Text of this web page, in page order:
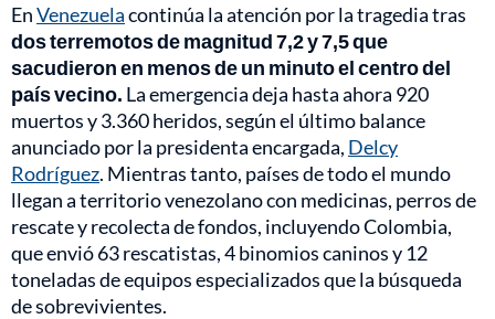
EnVenezuelacontinúa la atención por la tragedia tras
dos terremotos de magnitud 7,2 y 7,5 que
sacudieron en menos de un minuto el centro del
país vecino. La emergencia deja hasta ahora 920
muertos y 3.360 heridos, según el último balance
anunciado por la presidenta encargada, Delcy
Rodríguez. Mientras tanto, países de todo el mundo
llegan a territorio venezolano con medicinas, perros de
rescate y recolecta de fondos, incluyendo Colombia,
que envió 63 rescatistas, 4 binomios caninos y 12
toneladas de equipos especializados que la búsqueda
de sobrevivientes.